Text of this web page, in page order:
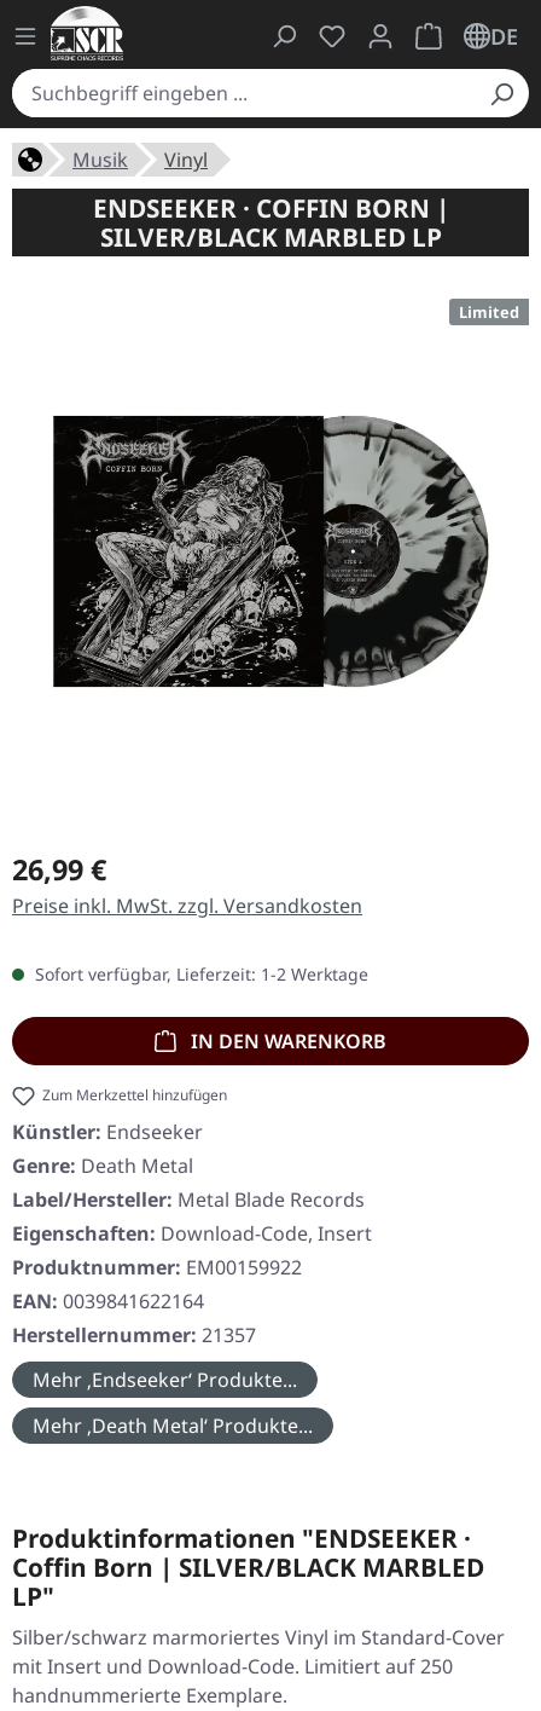
Du hast 0 Produkte
Warenkorb
DE
Musik Vinyl
ENDSEEKER · COFFIN BORN |
SILVER/BLACK MARBLED LP
Limited
Regulärer Preis:
26,99 €
Preise inkl. MwSt. zzgl. Versandkosten
Sofort verfügbar, Lieferzeit: 1-2 Werktage
IN DEN WARENKORB
Zum Merkzettel hinzufügen
Künstler: Endseeker
Genre: Death Metal
Label/Hersteller: Metal Blade Records
Eigenschaften: Download-Code, Insert
Produktnummer: EM00159922
EAN: 0039841622164
Herstellernummer: 21357
Mehr ‚Endseeker‘ Produkte...
Mehr ‚Death Metal‘ Produkte...
Produktinformationen "ENDSEEKER ·
Coffin Born | SILVER/BLACK MARBLED
LP"
Silber/schwarz marmoriertes Vinyl im Standard-Cover
mit Insert und Download-Code. Limitiert auf 250
handnummerierte Exemplare.